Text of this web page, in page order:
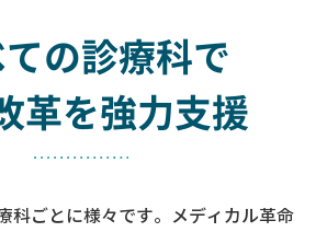
ての診療科で
革を強力支援
科ごとに様々です。メディカル革命